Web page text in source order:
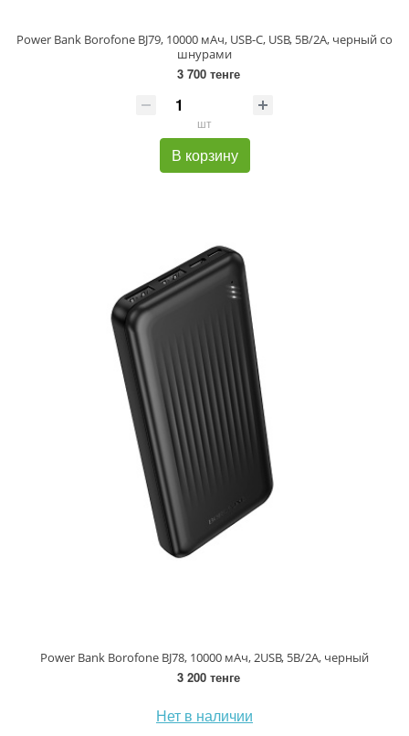
Power Bank Borofone BJ79, 10000 мАч, USB-C, USB, 5B/2A, черный со
шнурами
3 700 тенге
шт
В корзину
Power Bank Borofone BJ78, 10000 мАч, 2USB, 5B/2A, черный
3 200 тенге
Нет в наличии